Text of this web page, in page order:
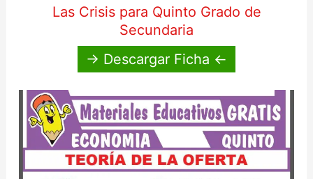
Las Crisis para Quinto Grado de
Secundaria
→ Descargar Ficha ←